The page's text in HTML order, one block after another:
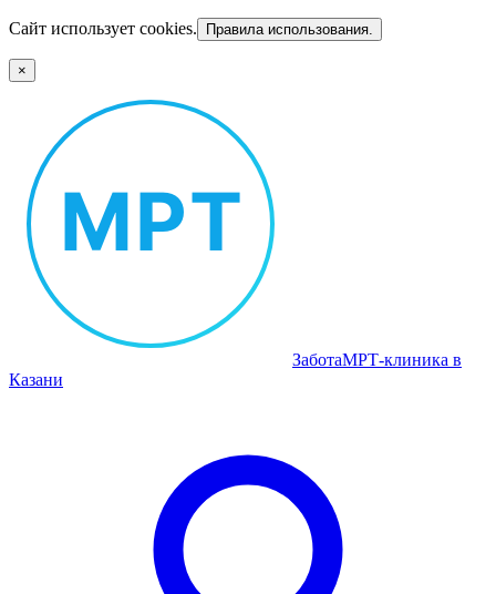
Сайт использует cookies. Правила использования.
×
ЗаботаМРТ‑клиника в
Казани